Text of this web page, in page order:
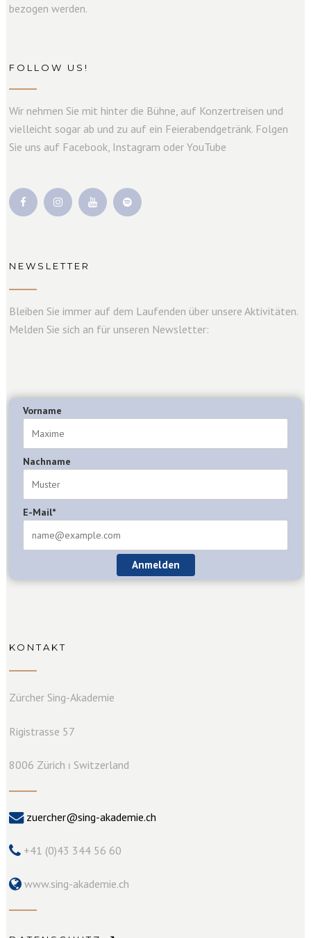
bezogen werden.
FOLLOW US!
Wir nehmen Sie mit hinter die Bühne, auf Konzertreisen und
vielleicht sogar ab und zu auf ein Feierabendgetränk. Folgen
Sie uns auf Facebook, Instagram oder YouTube
NEWSLETTER
Bleiben Sie immer auf dem Laufenden über unsere Aktivitäten.
Melden Sie sich an für unseren Newsletter:
Vorname
Nachname
E-Mail*
Anmelden
KONTAKT
Zürcher Sing-Akademie
Rigistrasse 57
8006 Zürich ⏐ Switzerland
zuercher@sing-akademie.ch
+41 (0)43 344 56 60
www.sing-akademie.ch